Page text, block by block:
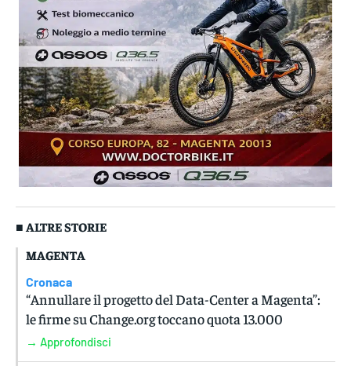
■ ALTRE STORIE
MAGENTA
Cronaca
“Annullare il progetto del Data-Center a Magenta”:
le firme su Change.org toccano quota 13.000
→ Approfondisci